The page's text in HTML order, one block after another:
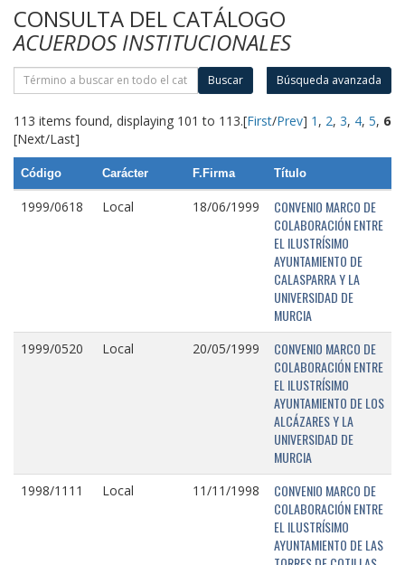
CONSULTA DEL CATÁLOGO
ACUERDOS INSTITUCIONALES
Buscar Búsqueda avanzada
113 items found, displaying 101 to 113.[First/Prev] 1 , 2, 3, 4, 5, 6
[Next/Last]
Código Carácter F.Firma Título
1999/0618 Local 18/06/1999
CONVENIO MARCO DE
COLABORACIÓN ENTRE
EL ILUSTRÍSIMO
AYUNTAMIENTO DE
CALASPARRA Y LA
UNIVERSIDAD DE
MURCIA
1999/0520 Local 20/05/1999
CONVENIO MARCO DE
COLABORACIÓN ENTRE
EL ILUSTRÍSIMO
AYUNTAMIENTO DE LOS
ALCÁZARES Y LA
UNIVERSIDAD DE
MURCIA
1998/1111 Local 11/11/1998
CONVENIO MARCO DE
COLABORACIÓN ENTRE
EL ILUSTRÍSIMO
AYUNTAMIENTO DE LAS